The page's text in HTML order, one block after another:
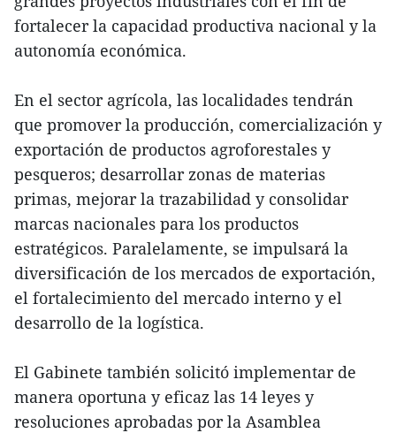
fortalecer la capacidad productiva nacional y la
autonomía económica.
En el sector agrícola, las localidades tendrán
que promover la producción, comercialización y
exportación de productos agroforestales y
pesqueros; desarrollar zonas de materias
primas, mejorar la trazabilidad y consolidar
marcas nacionales para los productos
estratégicos. Paralelamente, se impulsará la
diversificación de los mercados de exportación,
el fortalecimiento del mercado interno y el
desarrollo de la logística.
El Gabinete también solicitó implementar de
manera oportuna y eficaz las 14 leyes y
resoluciones aprobadas por la Asamblea